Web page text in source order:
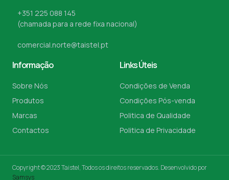
+351 225 088 145
(chamada para a rede fixa nacional)
comercial.norte@taistel.pt
Informação
Sobre Nós
Produtos
Marcas
Contactos
Links Úteis
Condições de Venda
Condições Pós-venda
Politica de Qualidade
Politica de Privacidade
Copyright © 2023 Taistel, Todos os direitos reservados. Desenvolvido por
Samsys